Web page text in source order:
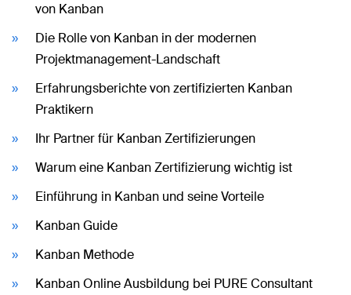
von Kanban
Die Rolle von Kanban in der modernen
Projektmanagement-Landschaft
Erfahrungsberichte von zertifizierten Kanban
Praktikern
Ihr Partner für Kanban Zertifizierungen
Warum eine Kanban Zertifizierung wichtig ist
Einführung in Kanban und seine Vorteile
Kanban Guide
Kanban Methode
Kanban Online Ausbildung bei PURE Consultant